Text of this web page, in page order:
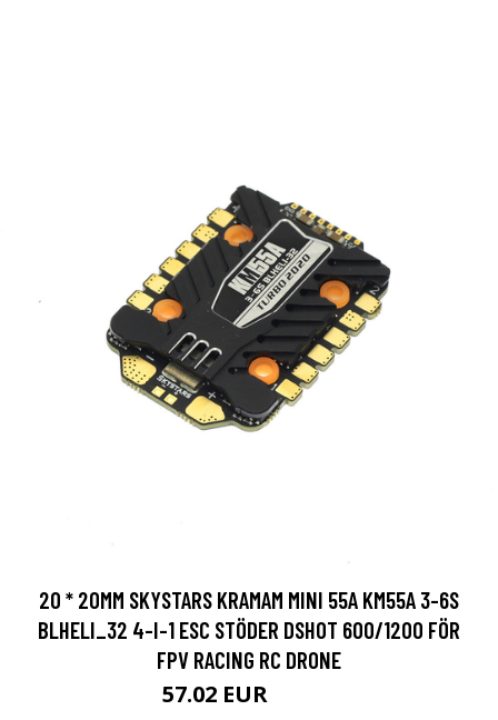
20 * 20MM SKYSTARS KRAMAM MINI 55A KM55A 3-6S
BLHELI_32 4-I-1 ESC STÖDER DSHOT 600/1200 FÖR
FPV RACING RC DRONE
57.02 EUR